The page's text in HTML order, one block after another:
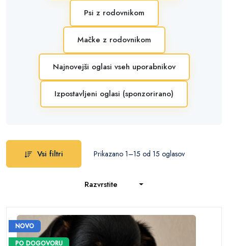
Psi z rodovnikom
Mačke z rodovnikom
Najnovejši oglasi vseh uporabnikov
Izpostavljeni oglasi (sponzorirano)
Vsi filtri Prikazano 1–15 od 15 oglasov
Razvrstite
NOVO
PO DOGOVORU